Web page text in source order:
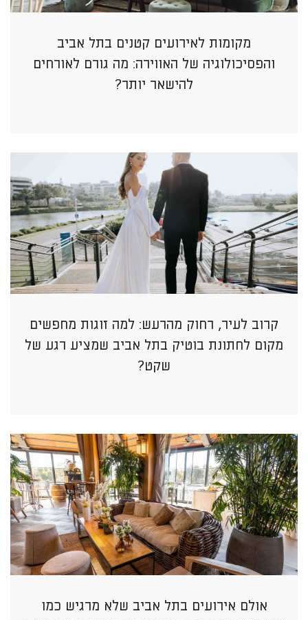
מקומות לאירועים קטנים בתל אביב
והפסיכולוגיה של האווירה: מה גורם לאורחים
להישאר יותר?
קרוב לעיר, רחוק מהרעש: למה זוגות מחפשים
מקום לחתונת בוטיק בתל אביב שמציע רגע של
שקט?
אולם אירועים בתל אביב שלא מרגיש כמו